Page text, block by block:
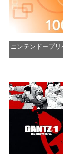
ニンテンドープ